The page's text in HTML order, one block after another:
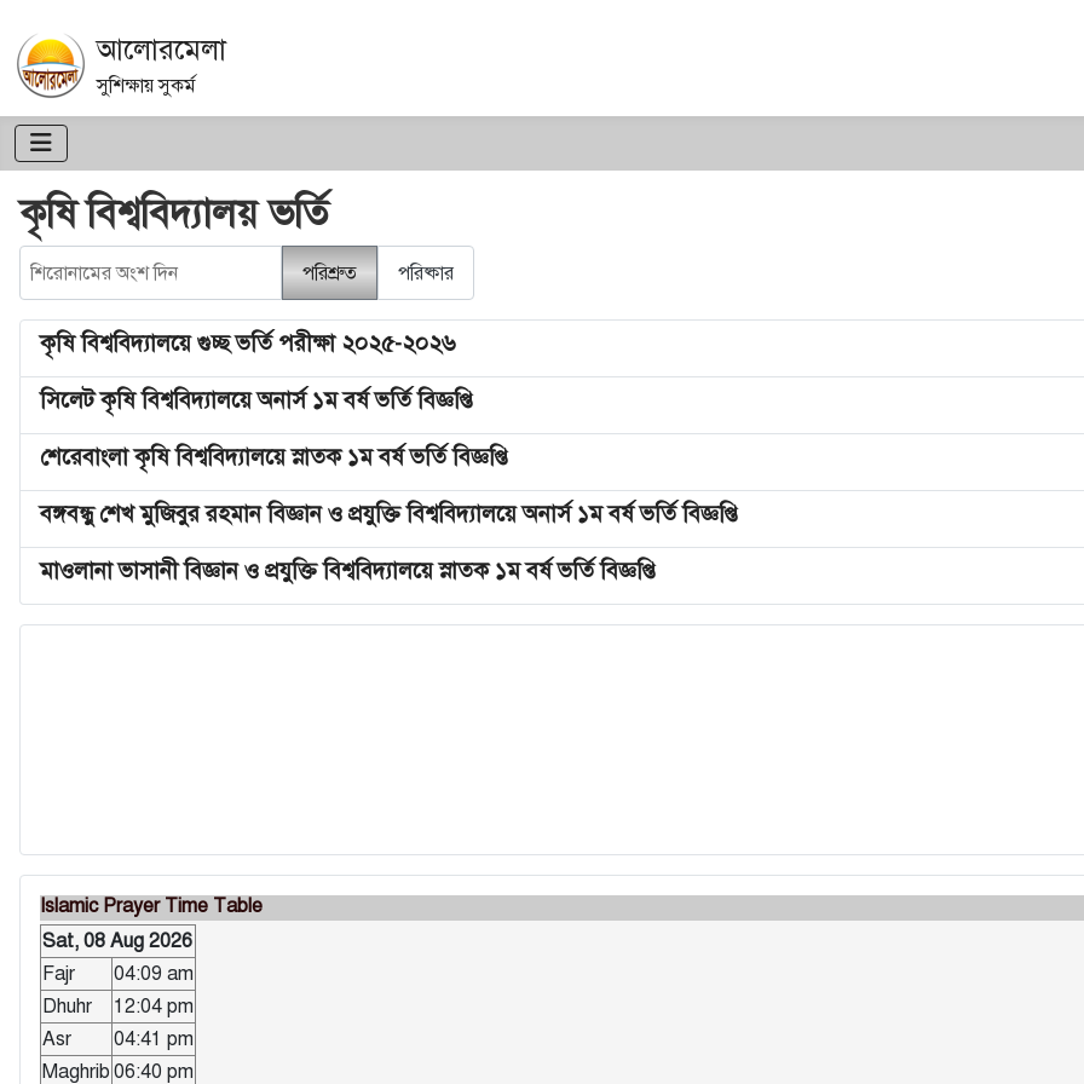
আলোরমেলা
সুশিক্ষায় সুকর্ম
কৃষি বিশ্ববিদ্যালয় ভর্তি
শিরোনামের অংশ দিন
পরিশ্রুত পরিষ্কার
কৃষি বিশ্ববিদ্যালয়ে গুচ্ছ ভর্তি পরীক্ষা ২০২৫-২০২৬
সিলেট কৃষি বিশ্ববিদ্যালয়ে অনার্স ১ম বর্ষ ভর্তি বিজ্ঞপ্তি
শেরেবাংলা কৃষি বিশ্ববিদ্যালয়ে স্নাতক ১ম বর্ষ ভর্তি বিজ্ঞপ্তি
বঙ্গবন্ধু শেখ মুজিবুর রহমান বিজ্ঞান ও প্রযুক্তি বিশ্ববিদ্যালয়ে অনার্স ১ম বর্ষ ভর্তি বিজ্ঞপ্তি
মাওলানা ভাসানী বিজ্ঞান ও প্রযুক্তি বিশ্ববিদ্যালয়ে স্নাতক ১ম বর্ষ ভর্তি বিজ্ঞপ্তি
Islamic Prayer Time Table
Sat, 08 Aug 2026
Fajr
04:09 am
Dhuhr
12:04 pm
Asr
04:41 pm
Maghrib 06:40 pm